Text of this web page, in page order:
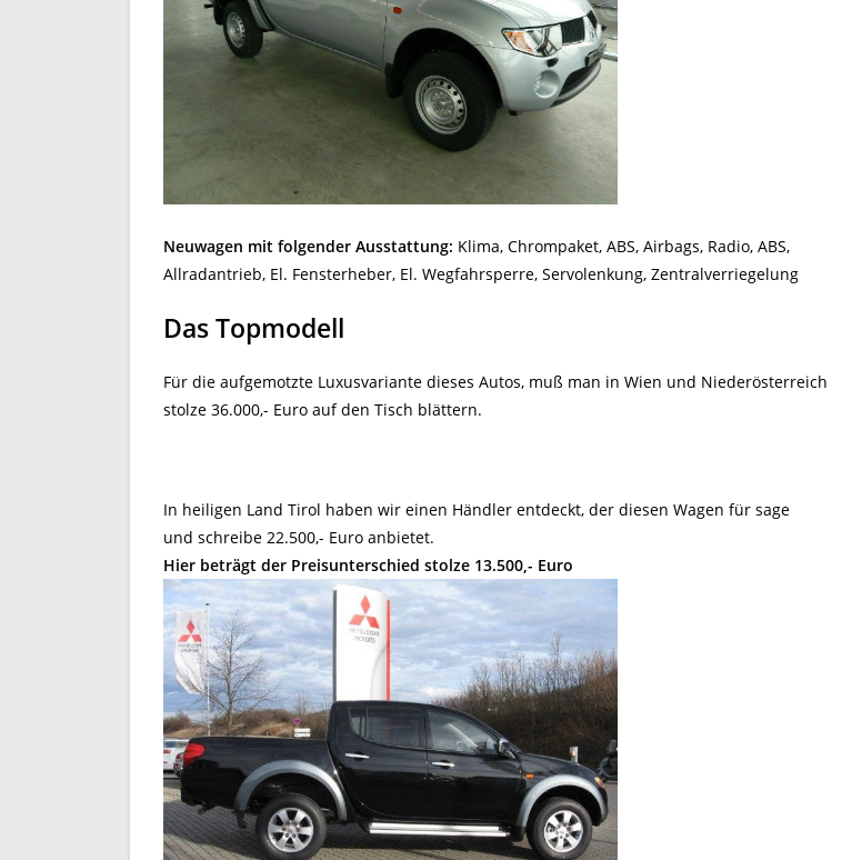
Neuwagen mit folgender Ausstattung: Klima, Chrompaket, ABS, Airbags, Radio, ABS,
Allradantrieb, El. Fensterheber, El. Wegfahrsperre, Servolenkung, Zentralverriegelung
Das Topmodell
Für die aufgemotzte Luxusvariante dieses Autos, muß man in Wien und Niederösterreich
stolze 36.000,- Euro auf den Tisch blättern.
In heiligen Land Tirol haben wir einen Händler entdeckt, der diesen Wagen für sage
und schreibe 22.500,- Euro anbietet.
Hier beträgt der Preisunterschied stolze 13.500,- Euro